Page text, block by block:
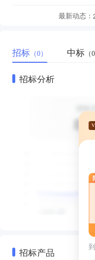
最新动态：
招标 （0） 中标 （
招标分析
招标产品